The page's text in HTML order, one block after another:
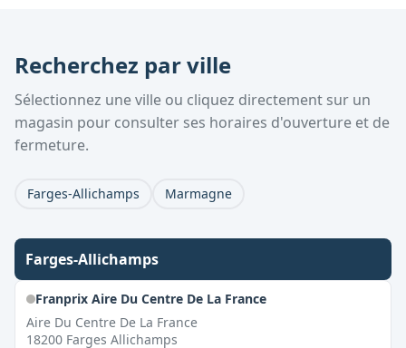
Recherchez par ville
Sélectionnez une ville ou cliquez directement sur un
magasin pour consulter ses horaires d'ouverture et de
fermeture.
Farges-Allichamps Marmagne
Farges-Allichamps
Franprix Aire Du Centre De La France
Aire Du Centre De La France
18200 Farges Allichamps